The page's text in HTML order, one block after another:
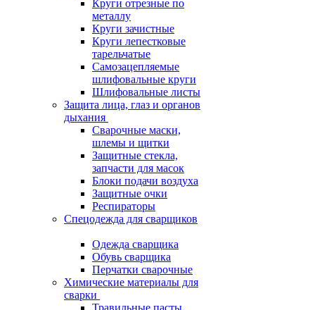
Круги отрезные по
металлу
Круги зачистные
Круги лепестковые
тарельчатые
Самозацепляемые
шлифовальные круги
Шлифовальные листы
Защита лица, глаз и органов
дыхания
Сварочные маски,
шлемы и щитки
Защитные стекла,
запчасти для масок
Блоки подачи воздуха
Защитные очки
Респираторы
Спецодежда для сварщиков
Одежда сварщика
Обувь сварщика
Перчатки сварочные
Химические материалы для
сварки
Травильные пасты,